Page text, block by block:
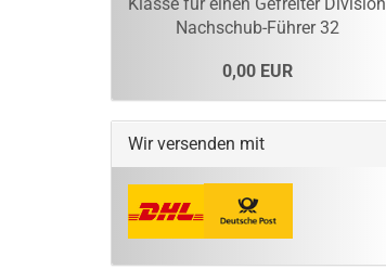
Nachschub-Führer 32
0,00 EUR
Wir versenden mit